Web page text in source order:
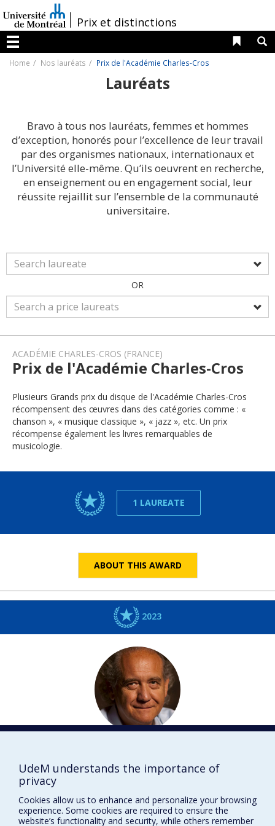
au
contenu
/Prix et distinctions
Menu
Liens
Home Nos lauréats Prix de l'Académie Charles-Cros
Lauréats
Bravo à tous nos lauréats, femmes et hommes
d’exception, honorés pour l’excellence de leur travail
par des organismes nationaux, internationaux et
l’Université elle-même. Qu’ils oeuvrent en recherche,
en enseignement ou en engagement social, leur
réussite rejaillit sur l’ensemble de la communauté
universitaire.
OR
ACADÉMIE CHARLES-CROS (FRANCE)
Prix de l'Académie Charles-Cros
Plusieurs Grands prix du disque de l'Académie Charles-Cros
récompensent des œuvres dans des catégories comme : «
chanson », « musique classique », « jazz », etc. Un prix
récompense également les livres remarquables de
musicologie.
1 LAUREATE
ABOUT THIS AWARD
2023
Musique
DISTINCTIONS
UdeM understands the importance of
privacy
Cookies allow us to enhance and personalize your browsing
experience. Some cookies are required to ensure the
website’s functionality and security, while others remember